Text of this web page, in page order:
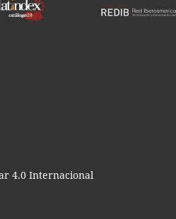
4.0 Internacional